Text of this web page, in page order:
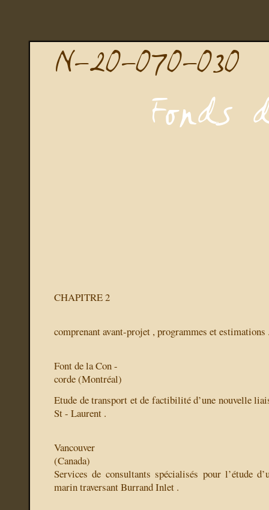
CHAPITRE 2
comprenant avant-projet , programmes et estimations
Font de la Con -
corde (Montréal)
Etude de transport et de factibilité d’une nouvelle
St - Laurent .
Vancouver
(Canada)
Services de consultants spécialisés pour l’étude
marin traversant Burrand Inlet .